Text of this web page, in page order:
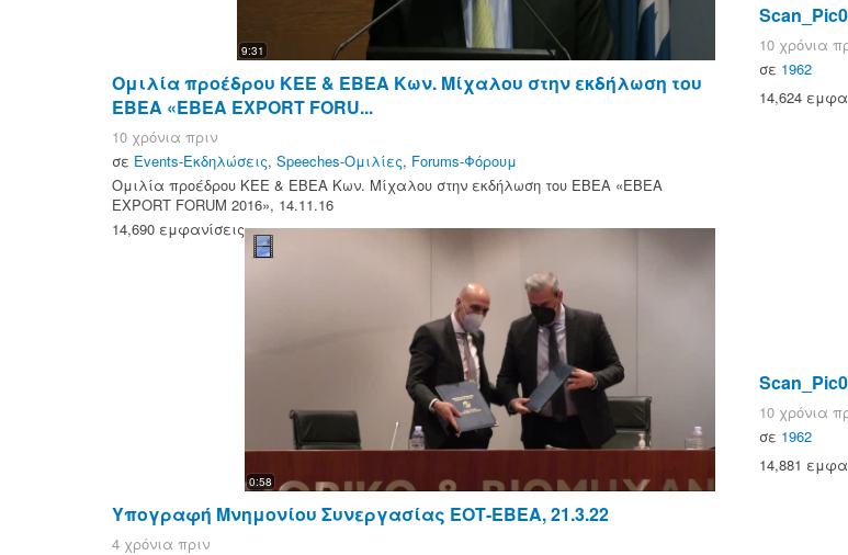
9:31
Ομιλία προέδρου ΚΕΕ & ΕΒΕΑ Κων. Μίχαλου στην εκδήλωση του
ΕΒΕΑ «ΕΒΕΑ EXPORT FORU...
10 χρόνια πριν
σε Events-Εκδηλώσεις, Speeches-Ομιλίες, Forums-Φόρουμ
Ομιλία προέδρου ΚΕΕ & ΕΒΕΑ Κων. Μίχαλου στην εκδήλωση του ΕΒΕΑ «ΕΒΕΑ
EXPORT FORUM 2016», 14.11.16
14,690 εμφανίσεις
0:58
Υπογραφή Μνημονίου Συνεργασίας ΕΟΤ-ΕΒΕΑ, 21.3.22
4 χρόνια πριν
10 χρόνια
σε 1962
14,624
10 χρόνια
σε 1962
14,881